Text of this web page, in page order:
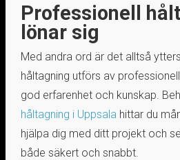
Professionell
lönar sig
Med andra ord är det alltså
håltagning utförs av
god erfarenhet och kunskap.
håltagning i Uppsalahittar du
hjälpa dig med ditt projekt och
både säkert och snabbt.